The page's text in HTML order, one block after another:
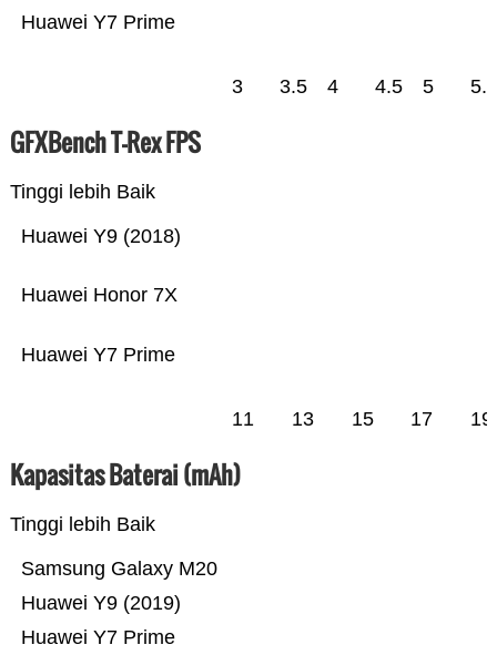
Huawei Y7 Prime
3 3.5 4 4.5 5 5.5
GFXBench T-Rex FPS
Tinggi lebih Baik
Huawei Y7 Prime
Huawei Honor 7X
Huawei Y9 (2018)
11 13 15 17 19
Kapasitas Baterai (mAh)
Tinggi lebih Baik
Huawei Y7 Prime
Huawei Y9 (2019)
Samsung Galaxy M20